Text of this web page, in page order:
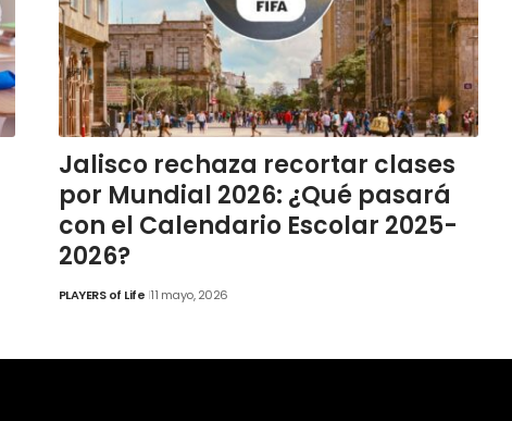
Jalisco rechaza recortar clases
por Mundial 2026: ¿Qué pasará
con el Calendario Escolar 2025-
2026?
PLAYERS of Life 11 mayo, 2026